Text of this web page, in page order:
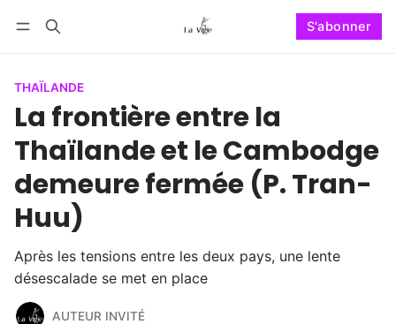
S'abonner
THAÏLANDE
La frontière entre la
Thaïlande et le Cambodge
demeure fermée (P. Tran-
Huu)
Après les tensions entre les deux pays, une lente
désescalade se met en place
AUTEUR INVITÉ